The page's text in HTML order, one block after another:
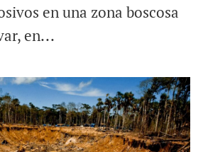
en una zona boscosa
en...